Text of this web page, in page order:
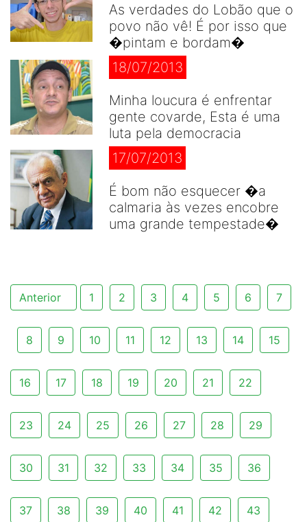
As verdades do Lobão que o
povo não vê! É por isso que
�pintam e bordam�
18/07/2013
Minha loucura é enfrentar
gente covarde, Esta é uma
luta pela democracia
17/07/2013
É bom não esquecer �a
calmaria às vezes encobre
uma grande tempestade�
Anterior 1 2 3 4 5 6 7
8 9 10 11 12 13 14 15
16 17 18 19 20 21 22
23 24 25 26 27 28 29
30 31 32 33 34 35 36
37 38 39 40 41 42 43